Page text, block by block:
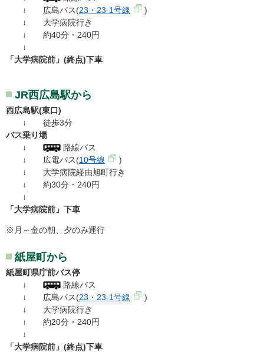
↓
広島バス(23・23-1号線
)
↓ 大学病院行き
↓ 約40分・240円
↓
「大学病院前」(終点)下車
JR西広島駅から
西広島駅(東口)
↓ 徒歩3分
バス乗り場
↓
路線バス
↓ 広電バス(10号線
)
↓ 大学病院経由旭町行き
↓ 約30分・240円
↓
「大学病院前」下車
※月～金の朝、夕のみ運行
紙屋町から
紙屋町県庁前バス停
↓
路線バス
↓ 広島バス(23・23-1号線
)
↓ 大学病院行き
↓ 約20分・240円
↓
「大学病院前」(終点)下車